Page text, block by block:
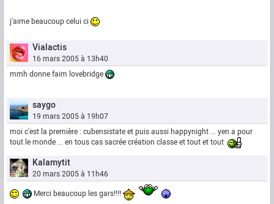
j'aime beaucoup celui ci
Vialactis
16 mars 2005 à 13h40
mmh donne faim lovebridge
saygo
19 mars 2005 à 19h07
moi c'est la première : cubensistate et puis aussi happynight ... yen a pour
tout le monde ... en tous cas sacrée création classe et tout et tout
Kalamytit
20 mars 2005 à 11h46
Merci beaucoup les gars!!!!